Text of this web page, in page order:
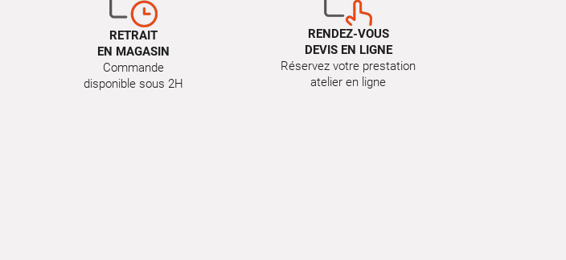
RETRAIT
EN MAGASIN
Commande
disponible sous 2H
RENDEZ-VOUS
DEVIS EN LIGNE
Réservez votre prestation
atelier en ligne